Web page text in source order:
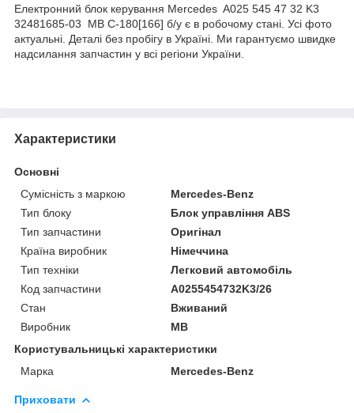
Електронний блок керування Mercedes A025 545 47 32 K3
32481685-03 MB C-180[166] б/у є в робочому стані. Усі фото
актуальні. Деталі без пробігу в Україні. Ми гарантуємо швидке
надсилання запчастин у всі регіони України.
Характеристики
Основні
Сумісність з маркою
Mercedes-Benz
Тип блоку
Блок управління ABS
Тип запчастини
Оригінал
Країна виробник
Німеччина
Тип техніки
Легковий автомобіль
Код запчастини
A0255454732K3/26
Стан
Вживаний
Виробник
MB
Користувальницькі характеристики
Марка
Mercedes-Benz
Приховати